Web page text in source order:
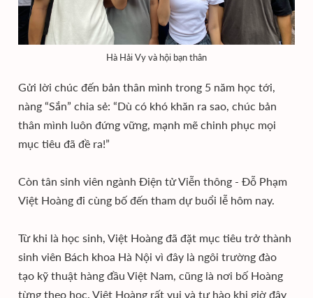
Hà Hải Vy và hội bạn thân
Gửi lời chúc đến bản thân mình trong 5 năm học tới,
nàng “Sắn” chia sẻ: “Dù có khó khăn ra sao, chúc bản
thân mình luôn đứng vững, mạnh mẽ chinh phục mọi
mục tiêu đã đề ra!”
Còn tân sinh viên ngành Điện tử Viễn thông - Đỗ Phạm
Việt Hoàng đi cùng bố đến tham dự buổi lễ hôm nay.
Từ khi là học sinh, Việt Hoàng đã đặt mục tiêu trở thành
sinh viên Bách khoa Hà Nội vì đây là ngôi trường đào
tạo kỹ thuật hàng đầu Việt Nam, cũng là nơi bố Hoàng
từng theo học. Việt Hoàng rất vui và tự hào khi giờ đây